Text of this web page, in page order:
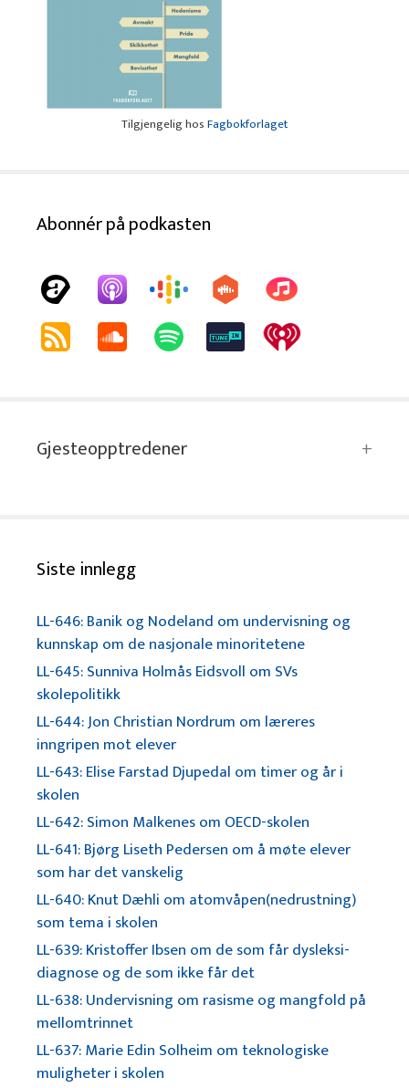
Tilgjengelig hosFagbokforlaget
Abonnér på podkasten
Gjesteopptredener
Siste innlegg
LL-646: Banik og Nodeland om undervisning og
kunnskap om de nasjonale minoritetene
LL-645: Sunniva Holmås Eidsvoll om SVs
skolepolitikk
LL-644: Jon Christian Nordrum om læreres
inngripen mot elever
LL-643: Elise Farstad Djupedal om timer og år i
skolen
LL-642: Simon Malkenes om OECD-skolen
LL-641: Bjørg Liseth Pedersen om å møte elever
som har det vanskelig
LL-640: Knut Dæhli om atomvåpen(nedrustning)
som tema i skolen
LL-639: Kristoffer Ibsen om de som får dysleksi-
diagnose og de som ikke får det
LL-638: Undervisning om rasisme og mangfold på
mellomtrinnet
LL-637: Marie Edin Solheim om teknologiske
muligheter i skolen